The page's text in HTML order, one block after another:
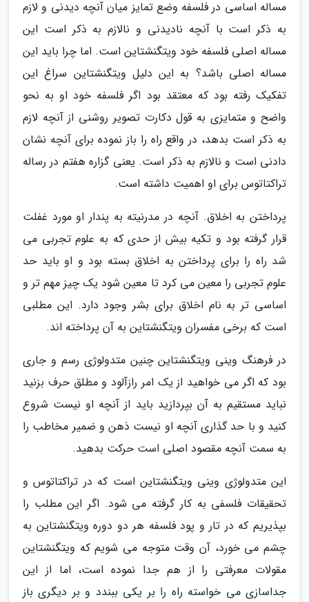
مساله اساسی در فلسفه وضع تمایز میان آنچه دیدنی و لازم
به ذکر است با آنچه نادیدنی و نالازم به ذکر است این
مساله اصلی فلسفه خود ویتگنشتاین است. اما چرا باید این
مساله اصلی باشد؟ به این دلیل ویتگنشتاین سراغ این
تفکیک رفته بود که معتقد بود اگر فلسفه خود او به نحو
واضح و متمایزی به قول دکارت تصویر روشنی از آنچه لازم
به ذکر است بدهد، در واقع راه را باز نموده برای آنچه نشان
دادنی است و نالازم به ذکر است. یعنی گزاره هفتم در رساله
تراکتاتوس برای او اهمیت داشته است.
پرداختن به اخلاق. آنچه در مدرنیته به پندار او مورد غفلت
قرار گرفته بود و تکیه بیش از حدی که به علوم تجربی می
شد راه را برای پرداختن به اخلاق بسته بود و او باید حد
علوم تجربی را معین می کرد تا معین شود یک چیز مهم تر و
اساسی تر به نام اخلاق برای بشر وجود دارد. این مطلبی
است که برخی مفسران ویتگنشتاین به آن پرداخته اند.
در فرهنگ وینی ویتگنشتاین چنین متدولوژی رسم و جاری
بود که اگر می خواهید از یک امر رازآلود و مطلق حرف بزنید
نباید مستقیم به آن بپردازید باید از آنچه او نیست شروع
کنید و با حد گذاری آنچه او نیست ذهن و ضمیر مخاطب را
به سمت آنچه مقصود اصلی است حرکت بدهید.
این متدولوژی وینی ویتگنشتاین است که در تراکتاتوس و
تحقیقات فلسفی به کار گرفته می شود. اگر این مطلب را
بپذیریم که در تار و پود فلسفه هر دو دوره ویتگنشتاین به
چشم می خورد، آن وقت متوجه می شویم که ویتگنشتاین
مقولات معرفتی را از هم جدا نموده است، اما از این
جداسازی می خواسته راه را بر یکی ببندد و بر دیگری باز